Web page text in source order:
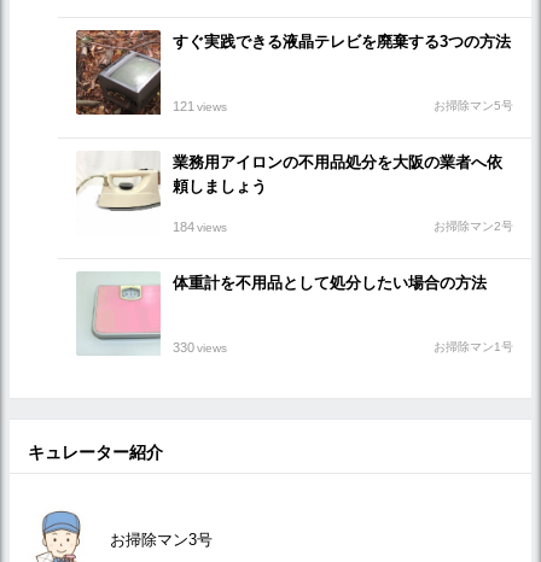
すぐ実践できる液晶テレビを廃棄する3つの方法
121 views お掃除マン5号
業務用アイロンの不用品処分を大阪の業者へ依
頼しましょう
184views お掃除マン2号
体重計を不用品として処分したい場合の方法
330views お掃除マン1号
キュレーター紹介
お掃除マン3号